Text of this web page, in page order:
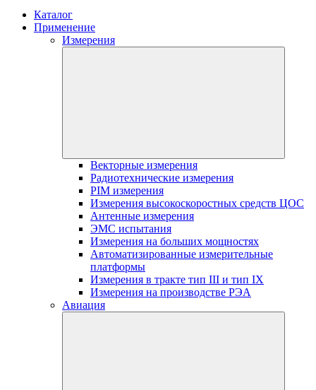
Каталог
Применение
Измерения
Векторные измерения
Радиотехнические измерения
PIM измерения
Измерения высокоскоростных средств ЦОС
Антенные измерения
ЭМС испытания
Измерения на больших мощностях
Автоматизированные измерительные
платформы
Измерения в тракте тип III и тип IX
Измерения на производстве РЭА
Авиация